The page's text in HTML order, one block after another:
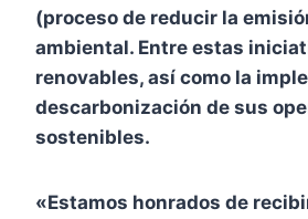
(proceso de reducir la
ambiental. Entre estas
renovables, así como la
descarbonización de sus
sostenibles.
«Estamos honrados de